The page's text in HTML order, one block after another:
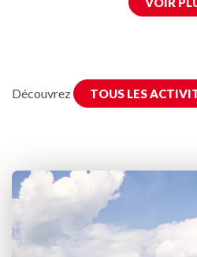
Découvrez TOUS LES